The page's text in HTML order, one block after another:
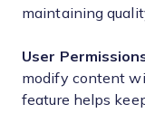
maintaining
User
modify content
feature helps